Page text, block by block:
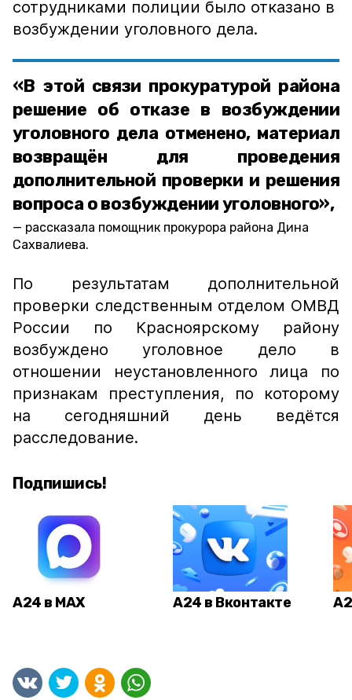
сотрудниками полиции было отказано в
возбуждении уголовного дела.
«В этой связи прокуратурой района
решение об отказе в возбуждении
уголовного дела отменено, материал
возвращён для проведения
дополнительной проверки и решения
вопроса о возбуждении уголовного»,
рассказала помощник прокурора района Дина
Сахвалиева.
По результатам дополнительной
проверки следственным отделом ОМВД
России по Красноярскому району
возбуждено уголовное дело в
отношении неустановленного лица по
признакам преступления, по которому
на сегодняшний день ведётся
расследование.
Подпишись!
А24 в MAX А24 в Вконтакте